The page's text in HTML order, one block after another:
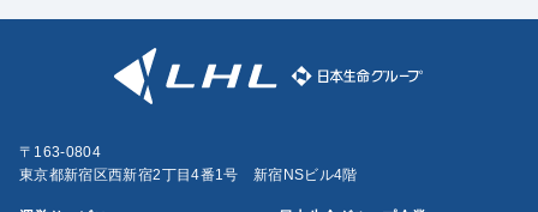
〒163-0804
東京都新宿区西新宿2丁目4番1号 新宿NSビル4階